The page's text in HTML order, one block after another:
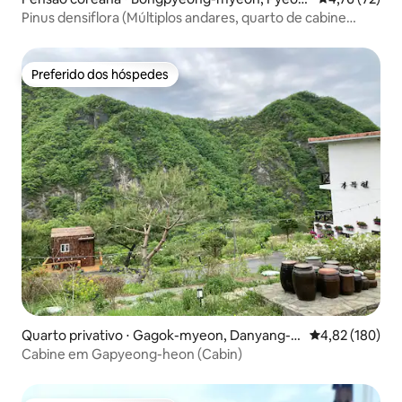
gchang-gun
Pinus densiflora (Múltiplos andares, quarto de cabine
Preferido dos hóspedes
Preferido dos hóspedes
Quarto privativo ⋅ Gagok-myeon, Danyang-g
un
4,82 de uma
4,82 (180)
Cabine em Gapyeong-heon (Cabin)